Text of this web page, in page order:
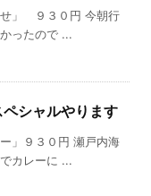
」 ９３０円 今朝行
ったので ...
シャルやります
」９３０円 瀬戸内海
カレーに ...